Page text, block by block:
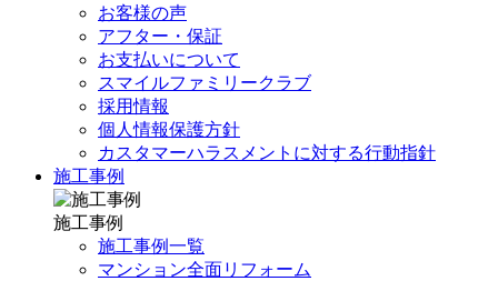
お客様の声
アフター・保証
お支払いについて
スマイルファミリークラブ
採用情報
個人情報保護方針
カスタマーハラスメントに対する行動指針
施工事例
施工事例
施工事例一覧
マンション全面リフォーム